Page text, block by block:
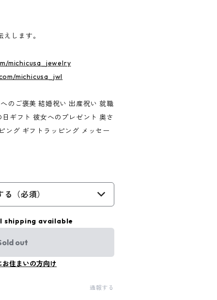
します。
michicusa_jewelry
michicusa_jwl
のご褒美 結婚祝い 出産祝い 就職
ギフト 彼女へのプレゼント 奥さ
ング ギフトラッピング メッセー
る（必須）
shipping available
out
お住まいの方向け
通報する